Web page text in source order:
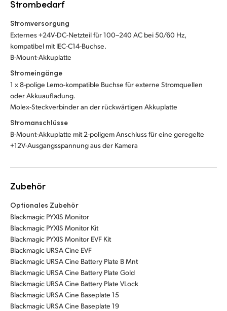
Strombedarf
Stromversorgung
Externes +24V-DC-Netzteil für 100–240 AC bei 50/60 Hz,
kompatibel mit IEC-C14-Buchse.
B-Mount-Akkuplatte
Stromeingänge
1 x 8-polige Lemo-kompatible Buchse für externe Stromquellen
oder Akkuaufladung.
Molex-Steckverbinder an der rückwärtigen Akkuplatte
Stromanschlüsse
B-Mount-Akkuplatte mit 2-poligem Anschluss für eine geregelte
+12V-Ausgangsspannung aus der Kamera
Zubehör
Optionales Zubehör
Blackmagic PYXIS Monitor
Blackmagic PYXIS Monitor Kit
Blackmagic PYXIS Monitor EVF Kit
Blackmagic URSA Cine EVF
Blackmagic URSA Cine Battery Plate B Mnt
Blackmagic URSA Cine Battery Plate Gold
Blackmagic URSA Cine Battery Plate VLock
Blackmagic URSA Cine Baseplate 15
Blackmagic URSA Cine Baseplate 19